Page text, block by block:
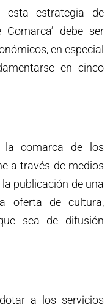
esta estrategia de
debe ser
en especial
en cinco
comarca de los
a través de medios
publicación de una
oferta de cultura,
sea de difusión
a los servicios